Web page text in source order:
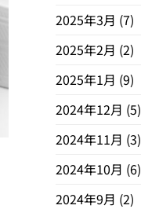
2025年3月 (7)
2025年2月 (2)
2025年1月 (9)
2024年12月 (5)
2024年11月 (3)
2024年10月 (6)
2024年9月 (2)